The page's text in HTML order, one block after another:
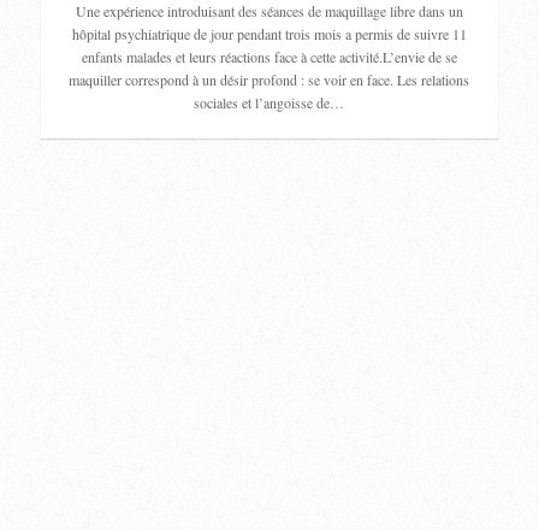
Une expérience introduisant des séances de maquillage libre dans un
hôpital psychiatrique de jour pendant trois mois a permis de suivre 11
enfants malades et leurs réactions face à cette activité.L’envie de se
maquiller correspond à un désir profond : se voir en face. Les relations
sociales et l’angoisse de…